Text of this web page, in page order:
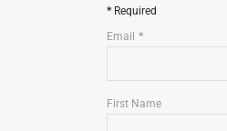
Required
Email
First Name